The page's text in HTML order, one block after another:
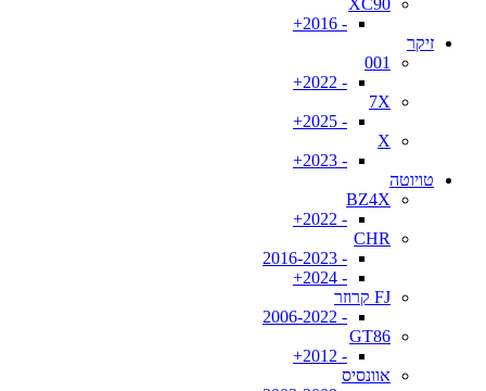
XC90
- 2016+
זיקר
001
- 2022+
7X
- 2025+
X
- 2023+
טויוטה
BZ4X
- 2022+
CHR
- 2016-2023
- 2024+
FJ קרוזר
- 2006-2022
GT86
- 2012+
אוונסיס